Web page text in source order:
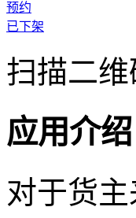
预约
已下架
扫描二
应用介绍
对于货